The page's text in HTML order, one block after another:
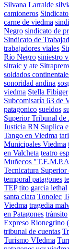
Silvana Larralde
camioneros
carne de viedma
Negro sindicato de
Sindicato de
trabajadores viales
Río Negro siniestro
sitraic y ate
soldados
sonoridad andina
viedma Stella Fibiger
Subcomisaría 63 de
patagonico sueldos
Superior Tribunal de
Justicia RN Suplica
Tango en Viedma
Municipales Viedma
en Valcheta teatro
Muñecos
Tecnicatura Superior
temporal patagones
TEP tito garcia lethal
santa clara Tonolec
Viedma tragedia
en Patagones tránsito
Expreso Rionegrino
tribunal de cuentas
Turismo VIedma